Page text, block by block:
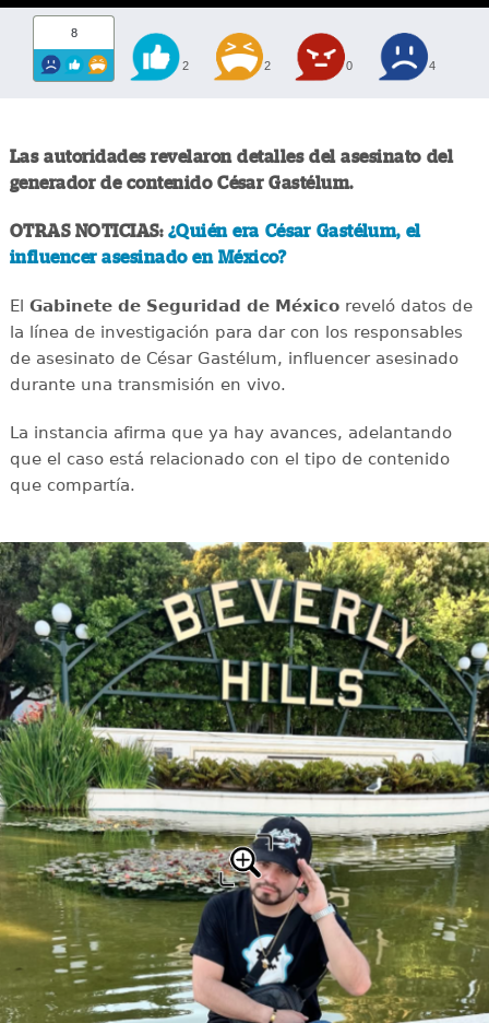
8
2 2 0 4
Las autoridades revelaron detalles del asesinato del
generador de contenido César Gastélum.
OTRAS NOTICIAS: ¿Quién era César Gastélum, el
influencer asesinado en México?
El Gabinete de Seguridad de Méxicoreveló datos de
la línea de investigación para dar con los responsables
de asesinato de César Gastélum, influencer asesinado
durante una transmisión en vivo.
La instancia afirma que ya hay avances, adelantando
que el caso está relacionado con el tipo de contenido
que compartía.